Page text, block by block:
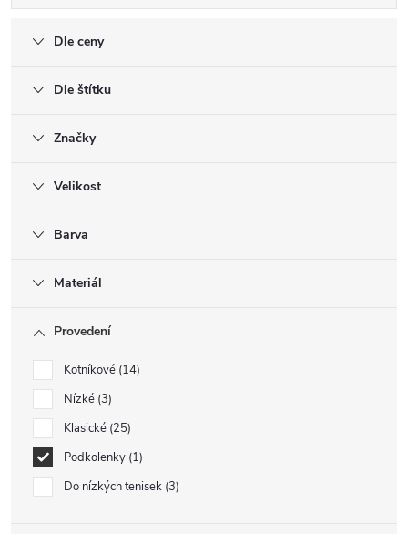
Dle ceny
Dle štítku
Značky
Velikost
Barva
Materiál
Provedení
Kotníkové 14
Nízké 3
Klasické 25
Podkolenky 1
Do nízkých tenisek 3